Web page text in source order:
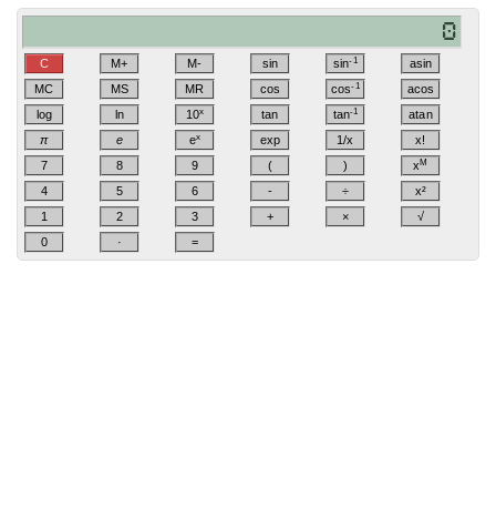
C M+ M- sin sin-1
asin
MC
MS MR cos cos-1
acos
log
ln 10x tan tan-1
atan
π
e ex exp 1/x
x!
7
8 9 ( ) xM
4 5 6 - ÷
x²
1
2 3 + ×
√
0
· =